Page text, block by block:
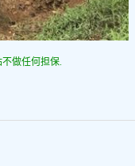
做任何担保.